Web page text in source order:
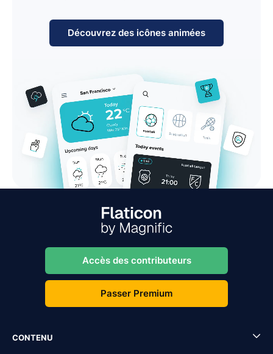
Découvrez des icônes animées
Accès des contributeurs
Passer Premium
CONTENU